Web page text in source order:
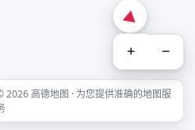
+ −
2026 高德地图 · 为您提供准确的地图服